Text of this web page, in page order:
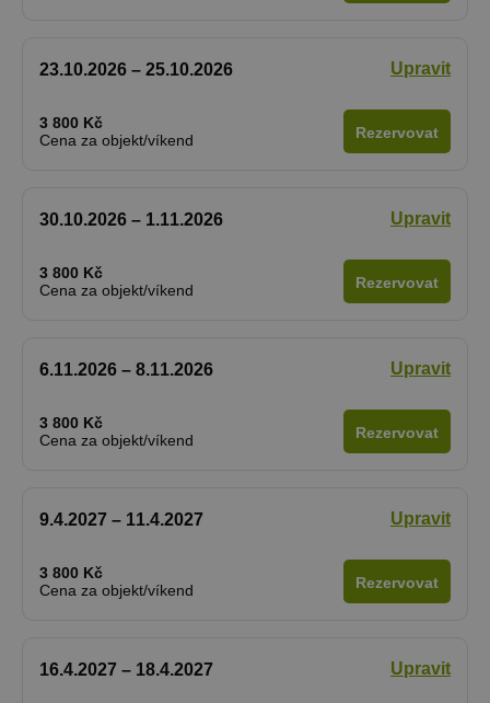
23.10.2026 – 25.10.2026 Upravit
3 800 Kč
Cena za objekt/víkend
Rezervovat
30.10.2026 – 1.11.2026 Upravit
3 800 Kč
Cena za objekt/víkend
Rezervovat
6.11.2026 – 8.11.2026 Upravit
3 800 Kč
Cena za objekt/víkend
Rezervovat
9.4.2027 – 11.4.2027 Upravit
3 800 Kč
Cena za objekt/víkend
Rezervovat
16.4.2027 – 18.4.2027 Upravit